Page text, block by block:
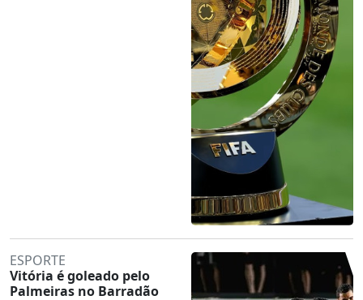
ESPORTE
Vitória é goleado pelo
Palmeiras no Barradão